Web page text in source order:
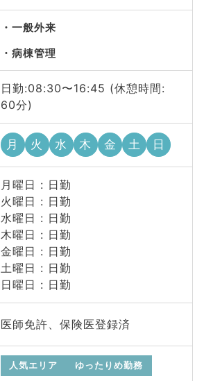
一般外来
病棟管理
日勤:08:30〜16:45 (休憩時間:
60分)
月 火 水 木 金 土 日
月曜日 : 日勤
火曜日 : 日勤
水曜日 : 日勤
木曜日 : 日勤
金曜日 : 日勤
土曜日 : 日勤
日曜日 : 日勤
医師免許、保険医登録済
人気エリア ゆったりめ勤務